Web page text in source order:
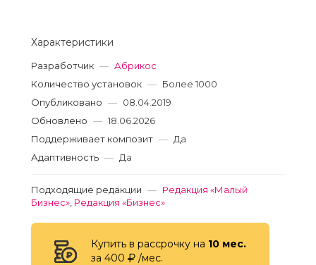
Характеристики
Разработчик — Абрикос
Количество установок — Более 1000
Опубликовано — 08.04.2019
Обновлено — 18.06.2026
Поддерживает композит — Да
Адаптивность — Да
Подходящие редакции — Редакция «Малый
Бизнес» Редакция «Бизнес»
Купить в рассрочку на 10 мес.
за 400
/мес.